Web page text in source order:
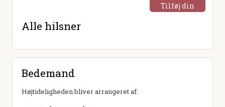
Tilføj din
Alle hilsner
Bedemand
Højtideligheden bliver arrangeret af: